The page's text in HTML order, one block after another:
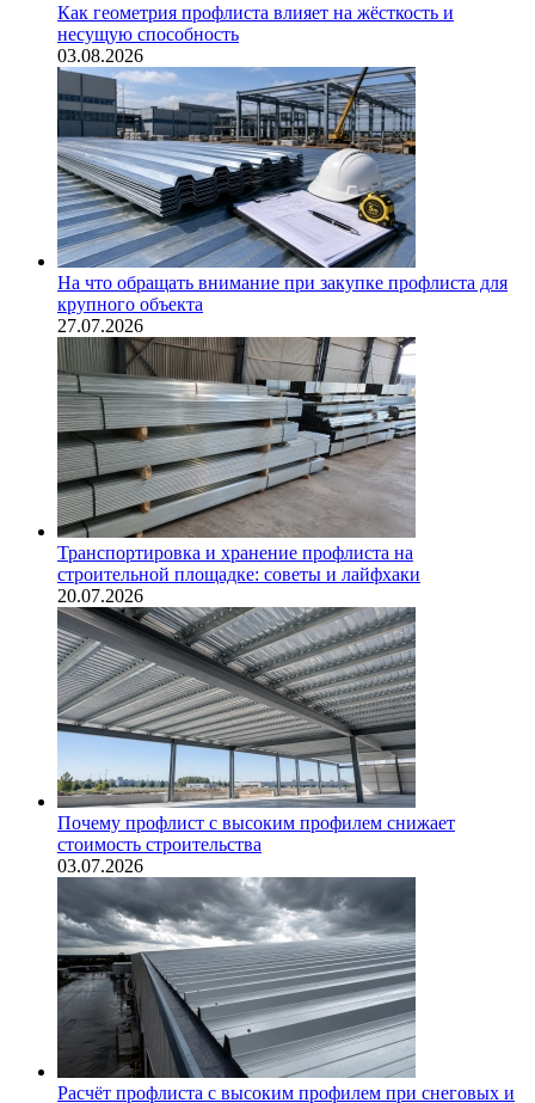
Как геометрия профлиста влияет на жёсткость и
несущую способность
03.08.2026
На что обращать внимание при закупке профлиста для
крупного объекта
27.07.2026
Транспортировка и хранение профлиста на
строительной площадке: советы и лайфхаки
20.07.2026
Почему профлист с высоким профилем снижает
стоимость строительства
03.07.2026
Расчёт профлиста с высоким профилем при снеговых и